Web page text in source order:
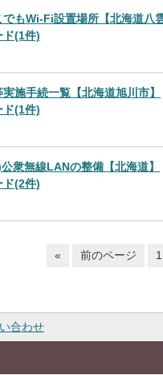
でもWi-Fi設置場所【北海道八
ド(1件)
施手続一覧【北海道旭川市】
ド(1件)
衆無線LANの整備【北海道】
ド(2件)
« 前のページ 1
合わせ